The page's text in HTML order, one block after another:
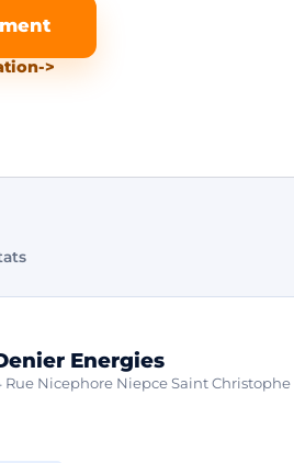
->
Energies
Rue Nicephore Niepce Saint Christophe